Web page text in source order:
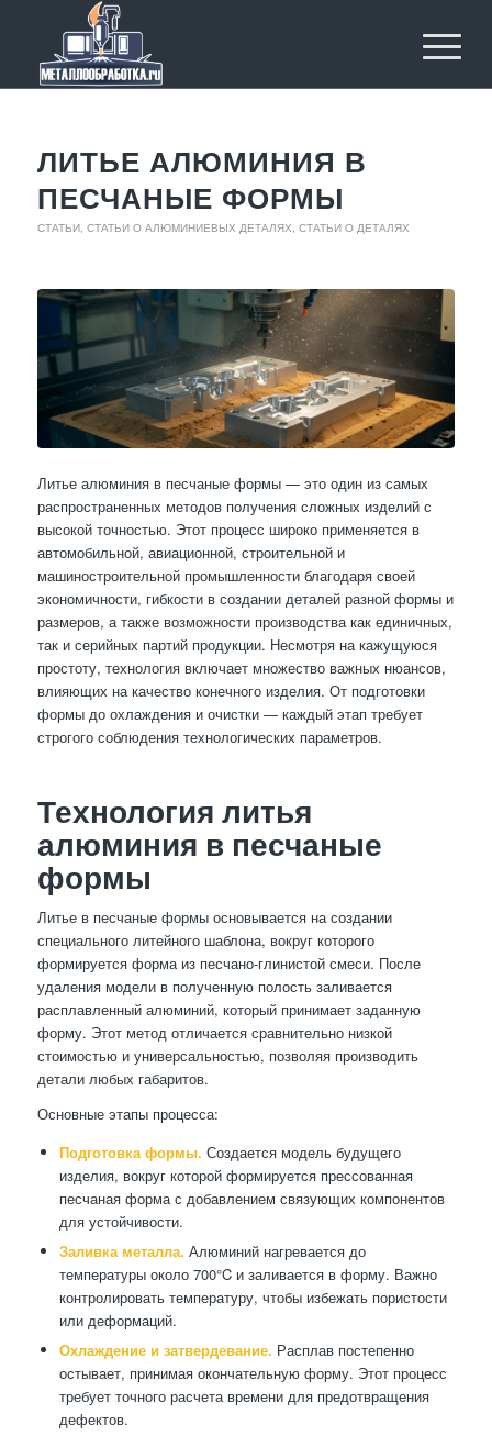
ЛИТЬЕ АЛЮМИНИЯ В
ПЕСЧАНЫЕ ФОРМЫ
СТАТЬИ, СТАТЬИ О АЛЮМИНИЕВЫХ ДЕТАЛЯХ СТАТЬИ О ДЕТАЛЯХ
Литье алюминия в песчаные формы — это один из самых
распространенных методов получения сложных изделий с
высокой точностью. Этот процесс широко применяется в
автомобильной, авиационной, строительной и
машиностроительной промышленности благодаря своей
экономичности, гибкости в создании деталей разной формы и
размеров, а также возможности производства как единичных,
так и серийных партий продукции. Несмотря на кажущуюся
простоту, технология включает множество важных нюансов,
влияющих на качество конечного изделия. От подготовки
формы до охлаждения и очистки — каждый этап требует
строгого соблюдения технологических параметров.
Технология литья
алюминия в песчаные
формы
Литье в песчаные формы основывается на создании
специального литейного шаблона, вокруг которого
формируется форма из песчано-глинистой смеси. После
удаления модели в полученную полость заливается
расплавленный алюминий, который принимает заданную
форму. Этот метод отличается сравнительно низкой
стоимостью и универсальностью, позволяя производить
детали любых габаритов.
Основные этапы процесса:
Подготовка формы. Создается модель будущего
изделия, вокруг которой формируется прессованная
песчаная форма с добавлением связующих компонентов
для устойчивости.
Заливка металла. Алюминий нагревается до
температуры около 700°C и заливается в форму. Важно
контролировать температуру, чтобы избежать пористости
или деформаций.
Охлаждение и затвердевание. Расплав постепенно
остывает, принимая окончательную форму. Этот процесс
требует точного расчета времени для предотвращения
дефектов.